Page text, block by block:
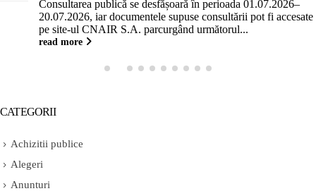
Consultarea publică se desfășoară în perioada 01.07.2026–
20.07.2026, iar documentele supuse consultării pot fi accesate
pe site-ul CNAIR S.A. parcurgând următorul...
read more
CATEGORII
Achizitii publice
Alegeri
Anunturi